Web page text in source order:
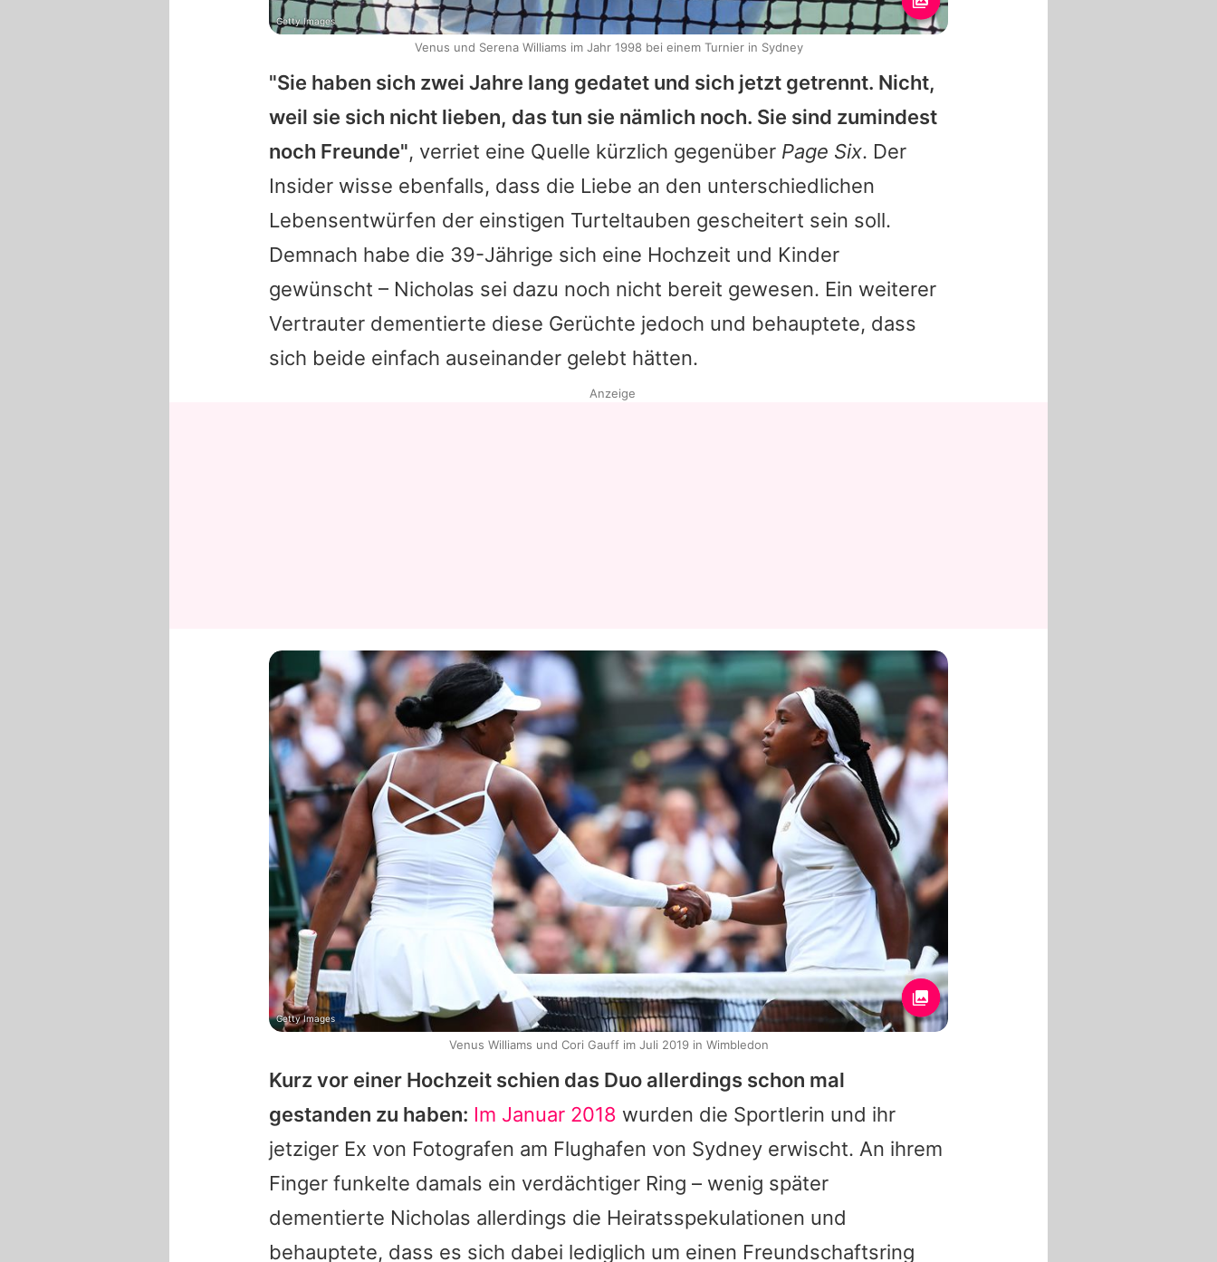
"Sie haben sich zwei Jahre lang gedatet und sich jetzt getrennt. Nicht,
weil sie sich nicht lieben, das tun sie nämlich noch. Sie sind zumindest
noch Freunde", verriet eine Quelle kürzlich gegenüber Page Six. Der
Insider wisse ebenfalls, dass die Liebe an den unterschiedlichen
Lebensentwürfen der einstigen Turteltauben gescheitert sein soll.
Demnach habe die 39-Jährige sich eine Hochzeit und Kinder
gewünscht – Nicholas sei dazu noch nicht bereit gewesen. Ein weiterer
Vertrauter dementierte diese Gerüchte jedoch und behauptete, dass
sich beide einfach auseinander gelebt hätten.
Kurz vor einer Hochzeit schien das Duo allerdings schon mal
gestanden zu haben: Im Januar 2018 wurden die Sportlerin und ihr
jetziger Ex von Fotografen am Flughafen von Sydney erwischt. An ihrem
Finger funkelte damals ein verdächtiger Ring – wenig später
dementierte Nicholas allerdings die Heiratsspekulationen und
behauptete, dass es sich dabei lediglich um einen Freundschaftsring
Getty Images
Venus und Serena Williams im Jahr 1998 bei einem Turnier in Sydney
Anzeige
Getty Images
Venus Williams und Cori Gauff im Juli 2019 in Wimbledon